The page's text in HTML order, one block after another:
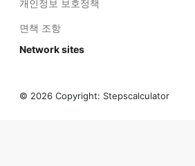
개인정보 보호정책
면책 조항
Network sites
© 2026 Copyright: Stepscalculator